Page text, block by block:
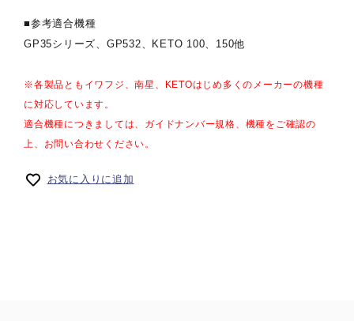
■参考適合機種
GP35シリーズ、GP532、KETO 100、150他
※各製品ともイワフジ、南星、KETOはじめ多くのメーカーの機種
に対応しています。
適合機種につきましては、ガイドナンバー規格、機種をご確認の
上、お問い合わせください。
お気に入りに追加